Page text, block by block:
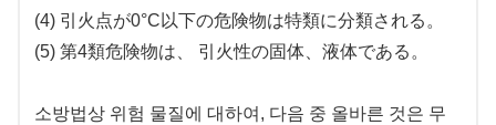
(4) 引火点が0°C以下の危険物は特類に分類される。
(5) 第4類危険物は、 引火性の固体、液体である。
소방법상 위험 물질에 대하여, 다음 중 올바른 것은 무